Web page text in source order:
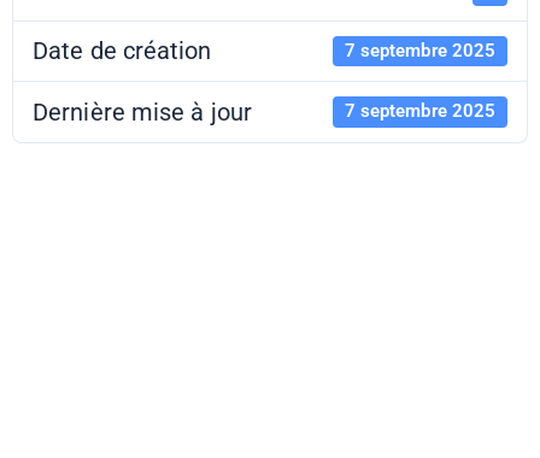
Date de création 7 septembre 2025
Dernière mise à jour 7 septembre 2025